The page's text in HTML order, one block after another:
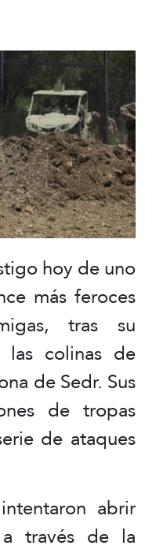
hoy de uno
más feroces
tras su
las colinas de
de Sedr. Sus
de tropas
de ataques
abrir
través de la